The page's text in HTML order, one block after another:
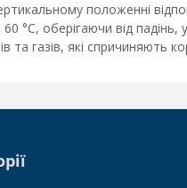
положенні
°C, оберігаючи від
та газів, які спричиняють